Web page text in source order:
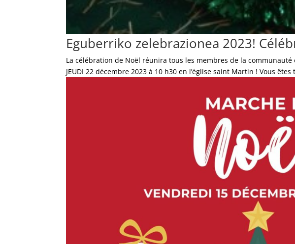
Eguberriko zelebrazionea 2023!
La célébration de Noël réunira tous les membres de la communauté
JEUDI 22 décembre 2023 à 10 h30 en l’église saint Martin ! Vous